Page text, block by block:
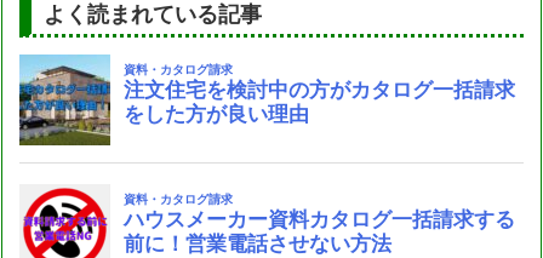
よく読まれている記事